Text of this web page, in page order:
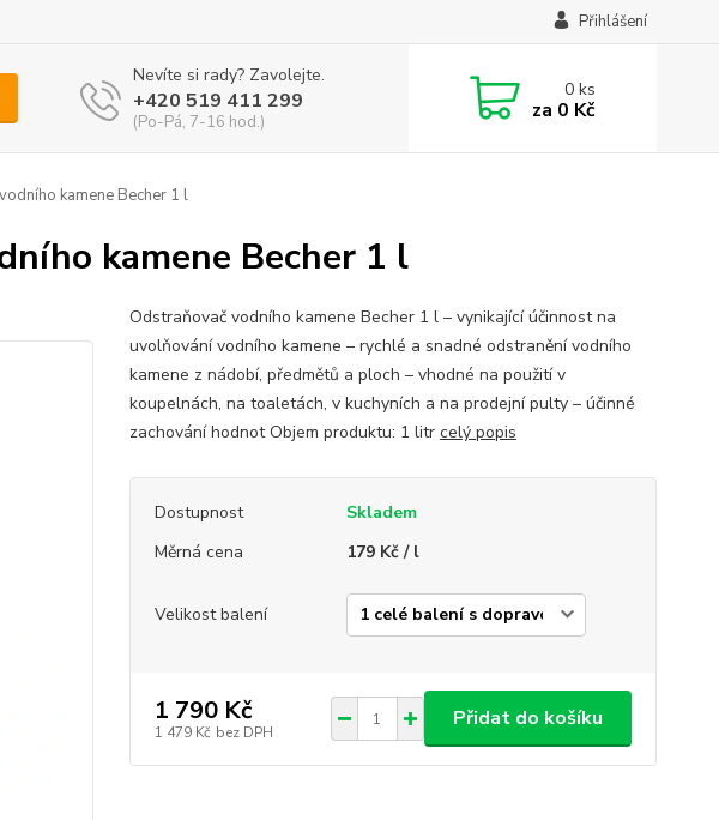
Přihlášení
Nevíte si rady? Zavolejte.
+420 519 411 299
(Po-Pá, 7-16 hod.)
0ks
za 0 Kč
kamene Becher 1 l
kamene Becher 1 l
Odstraňovač vodního kamene Becher 1 l – vynikající účinnost na
uvolňování vodního kamene – rychlé a snadné odstranění vodního
kamene z nádobí, předmětů a ploch – vhodné na použití v
koupelnách, na toaletách, v kuchyních a na prodejní pulty – účinné
zachování hodnot Objem produktu: 1 litr celý popis
Dostupnost
Skladem
Měrná cena
179 Kč / l
Velikost balení
1 790 Kč
1 479 Kč bez DPH
Přidat do košíku